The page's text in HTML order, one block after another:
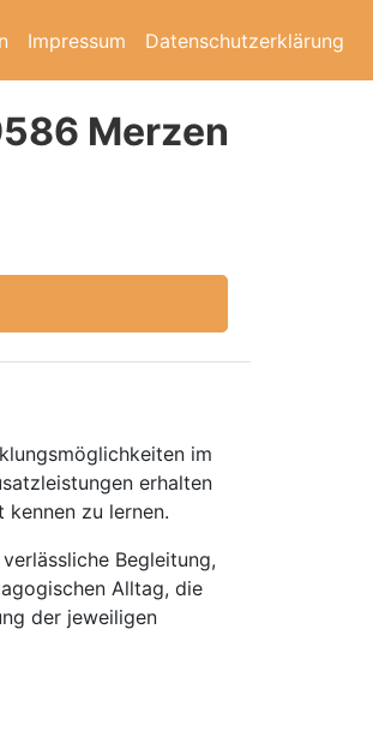
Impressum Datenschutzerklärung
Merzen
im
erhalten
zu lernen.
Begleitung,
Alltag, die
der jeweiligen